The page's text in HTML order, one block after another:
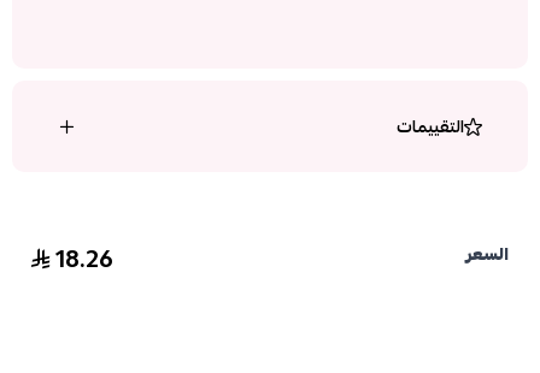
التقييمات
السعر 18.26